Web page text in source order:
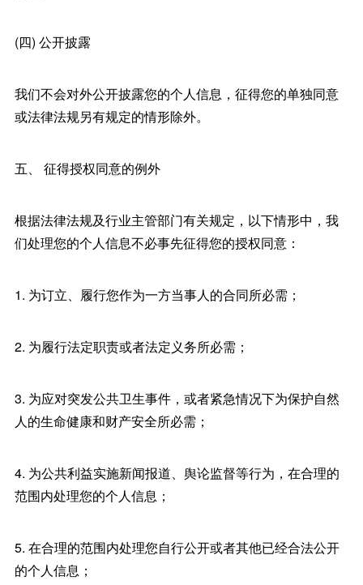
(四) 公开披露
我们不会对外公开披露您的个人信息，征得您的单独同意
或法律法规另有规定的情形除外。
五、 征得授权同意的例外
根据法律法规及行业主管部门有关规定，以下情形中，我
们处理您的个人信息不必事先征得您的授权同意：
1. 为订立、履行您作为一方当事人的合同所必需；
2. 为履行法定职责或者法定义务所必需；
3. 为应对突发公共卫生事件，或者紧急情况下为保护自然
人的生命健康和财产安全所必需；
4. 为公共利益实施新闻报道、舆论监督等行为，在合理的
范围内处理您的个人信息；
5. 在合理的范围内处理您自行公开或者其他已经合法公开
的个人信息；